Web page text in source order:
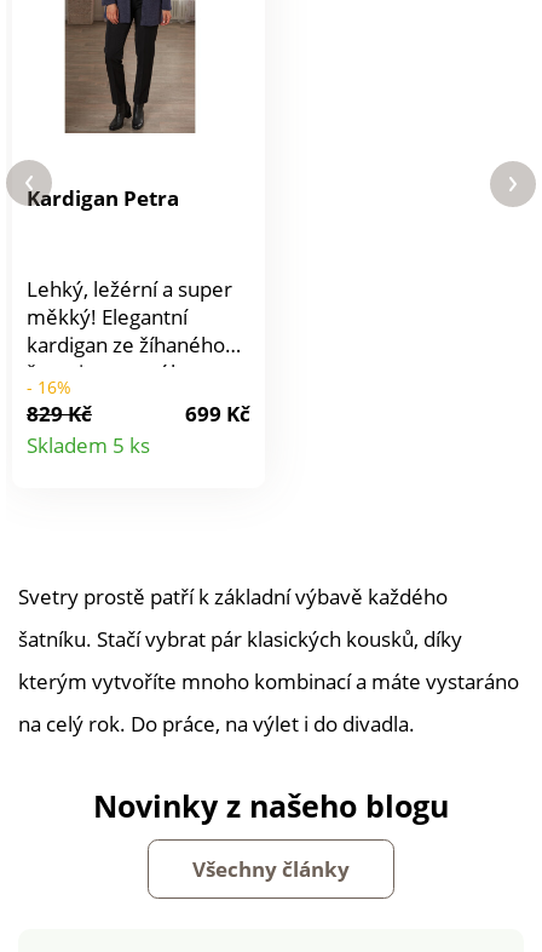
Kardigan Petra
Lehký, ležérní a super
měkký! Elegantní
kardigan ze žíhaného
žerzeje se nosí bez
zapínání a je otevřený
pro elegantní a
uvolněný vzhled.
- 16%
829 Kč
699 Kč
Skladem 5 ks
Svetry prostě patří k základní výbavě každého
šatníku. Stačí vybrat pár klasických kousků, díky
kterým vytvoříte mnoho kombinací a máte vystaráno
na celý rok. Do práce, na výlet i do divadla.
Novinky z našeho blogu
Všechny články